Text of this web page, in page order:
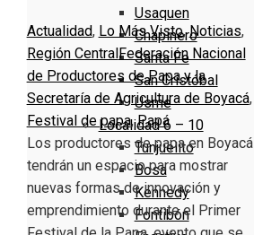
Usaquen
Chapinero
Santa Fe
San Cristóbal
Usme
Localidad 6 – 10
Tunjuelito
Bosa
Kennedy
Fontibón
Actualidad, Lo Más Visto,Noticias,
Región Central Federación Nacional
de Productores de Papa y la
Secretaría de Agricultura de Boyacá,
Festival de papa,Papá
Los productores de papa en Boyacá
tendrán un espacio para mostrar
nuevas formas de innovación y
emprendimiento durante el Primer